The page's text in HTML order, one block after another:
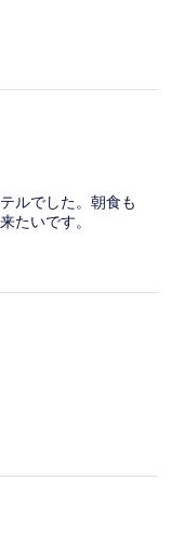
ルでした。朝食も
たいです。